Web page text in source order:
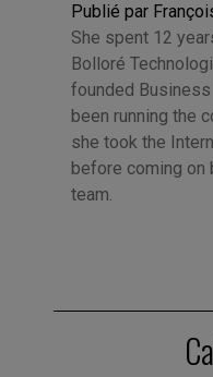
Publié par
She spent 12
Bolloré
founded
been running the
she took the
before coming on
team.